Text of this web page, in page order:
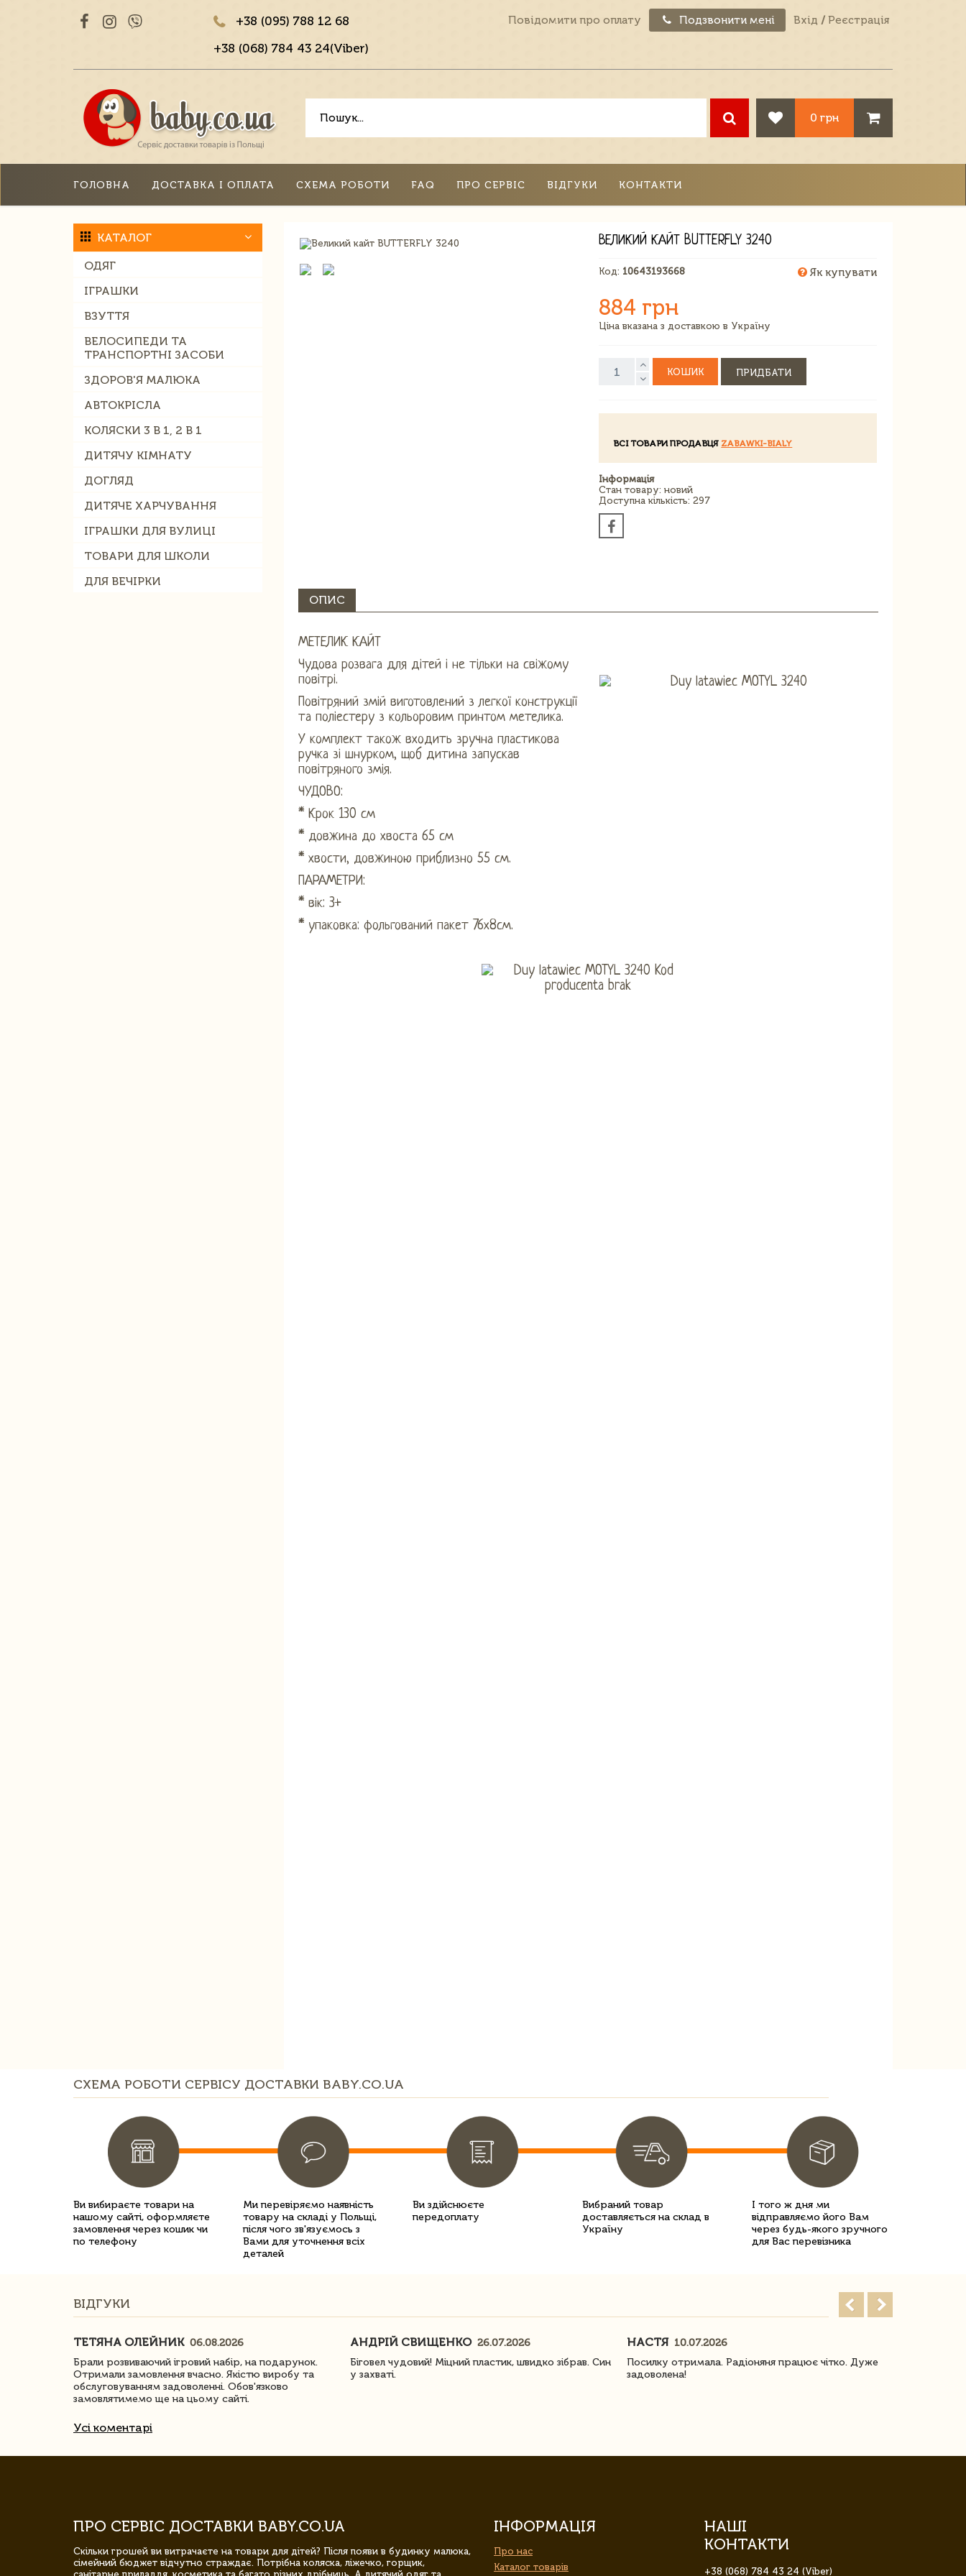
+38 (095) 788 12 68
+38 (068) 784 43 24(Viber)
Повідомити про оплату Подзвонити мені Вхід / Реєстрація
0 грн
ГОЛОВНА ДОСТАВКА І ОПЛАТА СХЕМА РОБОТИ FAQ ПРО СЕРВІС ВІДГУКИ КОНТАКТИ
КАТАЛОГ
ОДЯГ
ІГРАШКИ
ВЗУТТЯ
ВЕЛОСИПЕДИ ТА
ТРАНСПОРТНІ ЗАСОБИ
ЗДОРОВ'Я МАЛЮКА
АВТОКРІСЛА
КОЛЯСКИ 3 В 1, 2 В 1
ДИТЯЧУ КІМНАТУ
ДОГЛЯД
ДИТЯЧЕ ХАРЧУВАННЯ
ІГРАШКИ ДЛЯ ВУЛИЦІ
ТОВАРИ ДЛЯ ШКОЛИ
ДЛЯ ВЕЧІРКИ
ВЕЛИКИЙ КАЙТ BUTTERFLY 3240
Код: 10643193668 Як купувати
884 грн
Ціна вказана з доставкою в Україну
КОШИК ПРИДБАТИ
ВСІ ТОВАРИ ПРОДАВЦЯ ZABAWKI-BIALY
Інформація
Стан товару: новий
Доступна кількість: 297
ОПИС
МЕТЕЛИК КАЙТ
Чудова розвага для дітей і не тільки на свіжому
повітрі.
Повітряний змій виготовлений з легкої конструкції
та поліестеру з кольоровим принтом метелика.
У комплект також входить зручна пластикова
ручка зі шнурком, щоб дитина запускав
повітряного змія.
ЧУДОВО:
* Крок 130 см
* довжина до хвоста 65 см
* хвости, довжиною приблизно 55 см.
ПАРАМЕТРИ:
* вік: 3+
* упаковка: фольгований пакет 76х8см.
СХЕМА РОБОТИ СЕРВІСУ ДОСТАВКИ BABY.CO.UA
Ви вибираєте товари на
нашому сайті, оформляєте
замовлення через кошик чи
по телефону
Ми перевіряємо наявність
товару на складі у Польщі,
після чого зв'язуємось з
Вами для уточнення всіх
деталей
Ви здійснюєте
передоплату
Вибраний товар
доставляється на склад в
Україну
І того ж дня ми
відправляємо його Вам
через будь-якого зручного
для Вас перевізника
ВІДГУКИ
ТЕТЯНА ОЛЕЙНИК 06.08.2026
Брали розвиваючий ігровий набір, на подарунок.
Отримали замовлення вчасно. Якістю виробу та
обслуговуванням задоволенні. Обов'язково
замовлятимемо ще на цьому сайті.
АНДРІЙ СВИЩЕНКО 26.07.2026
Біговел чудовий! Міцний пластик, швидко зібрав. Син
у захваті.
НАСТЯ 10.07.2026
Посилку отримала. Радіоняня працює чітко. Дуже
задоволена!
Усі коментарі
ПРО СЕРВІС ДОСТАВКИ BABY.CO.UA
Скільки грошей ви витрачаєте на товари для дітей? Після появи в будинку малюка,
сімейний бюджет відчутно страждає. Потрібна коляска, ліжечко, горщик,
ІНФОРМАЦІЯ
Про нас
Каталог товарів
НАШІ
КОНТАКТИ
+38 (068) 784 43 24 (Viber)